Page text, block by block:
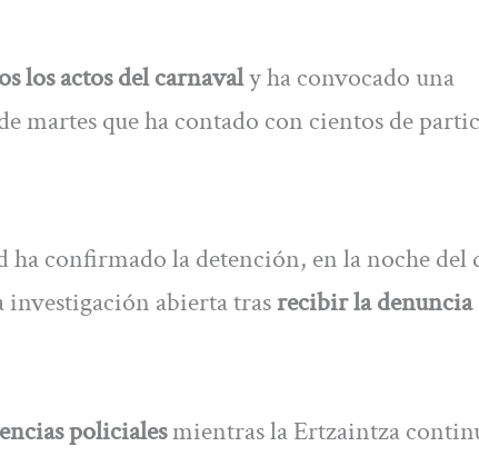
los actos del carnavaly ha convocado una
martes que ha contado con cientos de
ha confirmado la detención, en la noche
investigación abierta trasrecibir la denuncia
policialesmientras la Ertzaintza